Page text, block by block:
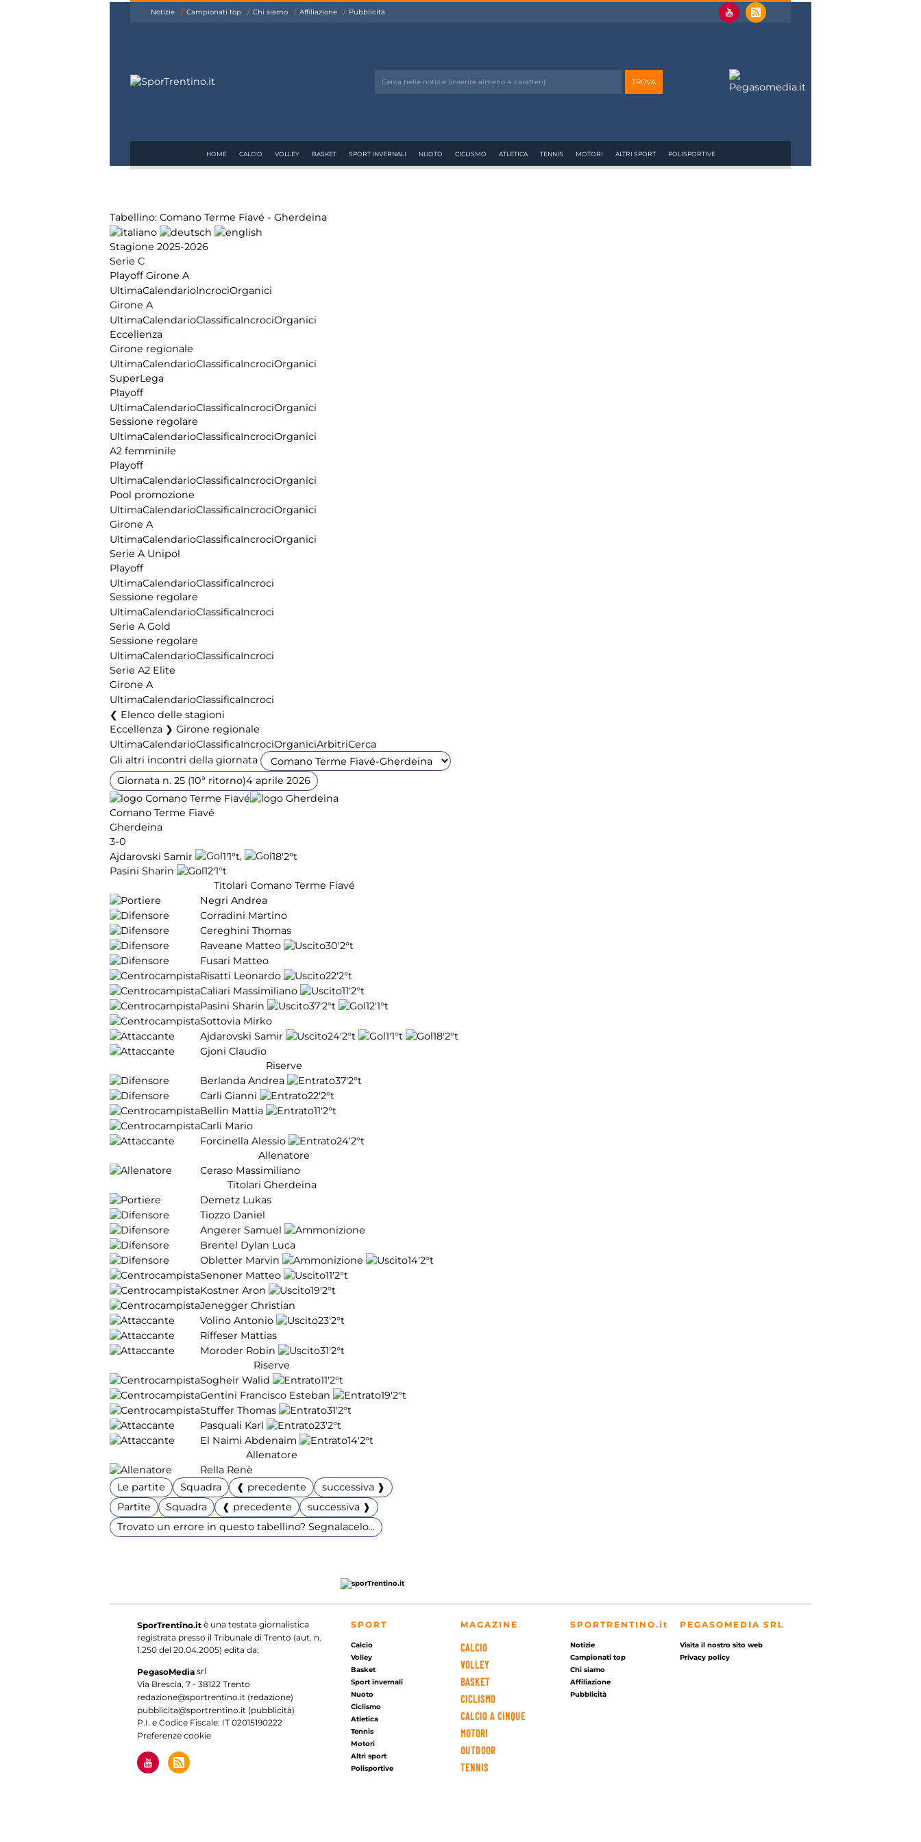
Notizie Campionati top Chi siamo Affiliazione Pubblicità
HOME CALCIO VOLLEY BASKET SPORT INVERNALI NUOTO CICLISMO ATLETICA TENNIS MOTORI ALTRI SPORT POLISPORTIVE
Tabellino: Comano Terme Fiavé - Gherdeina
Stagione 2025-2026
Serie C
Playoff Girone A
UltimaCalendarioIncrociOrganici
Girone A
UltimaCalendarioClassificaIncrociOrganici
Eccellenza
Girone regionale
UltimaCalendarioClassificaIncrociOrganici
SuperLega
Playoff
UltimaCalendarioClassificaIncrociOrganici
Sessione regolare
UltimaCalendarioClassificaIncrociOrganici
A2 femminile
Playoff
UltimaCalendarioClassificaIncrociOrganici
Pool promozione
UltimaCalendarioClassificaIncrociOrganici
Girone A
UltimaCalendarioClassificaIncrociOrganici
Serie A Unipol
Playoff
UltimaCalendarioClassificaIncroci
Sessione regolare
UltimaCalendarioClassificaIncroci
Serie A Gold
Sessione regolare
UltimaCalendarioClassificaIncroci
Serie A2 Elite
Girone A
UltimaCalendarioClassificaIncroci
Elenco delle stagioni
Eccellenza ❯ Girone regionale
UltimaCalendarioClassificaIncrociOrganiciArbitriCerca
Gli altri incontri della giornata
Giornata n. 25 (10ª ritorno)4 aprile 2026
Comano Terme Fiavé
Gherdeina
3-0
Ajdarovski Samir
1'1°t, 18'2°t
Pasini Sharin
12'1°t
Titolari Comano Terme Fiavé
Negri Andrea
Corradini Martino
Cereghini Thomas
Raveane Matteo
30'2°t
Fusari Matteo
Risatti Leonardo
22'2°t
Caliari Massimiliano
11'2°t
Pasini Sharin
37'2°t 12'1°t
Sottovia Mirko
Ajdarovski Samir
24'2°t 1'1°t 18'2°t
Gjoni Claudio
Riserve
Berlanda Andrea
37'2°t
Carli Gianni
22'2°t
Bellin Mattia
11'2°t
Carli Mario
Forcinella Alessio
24'2°t
Allenatore
Ceraso Massimiliano
Titolari Gherdeina
Demetz Lukas
Tiozzo Daniel
Angerer Samuel
Brentel Dylan Luca
Obletter Marvin
14'2°t
Senoner Matteo
11'2°t
Kostner Aron
19'2°t
Jenegger Christian
Volino Antonio
23'2°t
Riffeser Mattias
Moroder Robin
31'2°t
Riserve
Sogheir Walid
11'2°t
Gentini Francisco Esteban
19'2°t
Stuffer Thomas
31'2°t
Pasquali Karl
23'2°t
El Naimi Abdenaim
14'2°t
Allenatore
Rella Renè
Le partite
Squadra ❰ precedente
successiva ❱
Partite
Squadra ❰ precedente
successiva ❱
Trovato un errore in questo tabellino? Segnalacelo...
SporTrentino.it è una testata giornalistica
registrata presso il Tribunale di Trento (aut. n.
1.250 del 20.04.2005) edita da:
PegasoMedia srl
Via Brescia, 7 - 38122 Trento
redazione@sportrentino.it (redazione)
pubblicita@sportrentino.it (pubblicità)
P.I. e Codice Fiscale: IT 02015190222
Preferenze cookie
SPORT
Calcio
Volley
Basket
Sport invernali
Nuoto
Ciclismo
Atletica
Tennis
Motori
Altri sport
Polisportive
MAGAZINE
CALCIO
VOLLEY
BASKET
CICLISMO
CALCIO A CINQUE
MOTORI
OUTDOOR
TENNIS
SPORTRENTINO.it
Notizie
Campionati top
Chi siamo
Affiliazione
Pubblicità
PEGASOMEDIA SRL
Visita il nostro sito web
Privacy policy